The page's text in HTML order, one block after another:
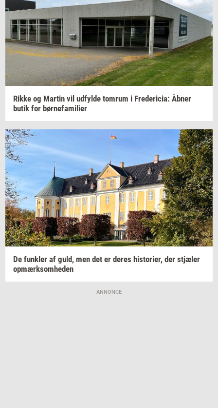
Rikke og Mar­tin vil ud­fyl­de tom­rum i Fre­de­ri­cia: Åbner
butik for bør­ne­fa­mi­li­er
De funk­ler af guld, men det er deres hi­sto­ri­er, der stjæ­ler
op­mærk­som­he­den
ANNONCE